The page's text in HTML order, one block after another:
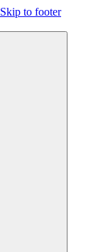
Skip to footer